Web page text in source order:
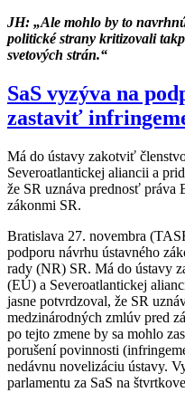
JH: „Ale mohlo by to
politické strany kritizovali
svetových strán.“
SaS vyzýva na
zastaviť
Má do ústavy zakotviť
Severoatlantickej aliancii a
že SR uznáva prednosť práva
zákonmi SR.
Bratislava 27. novembra
podporu návrhu ústavného
rady (NR) SR. Má do ústavy
(EÚ) a Severoatlantickej
jasne potvrdzoval, že SR
medzinárodných zmlúv pred
po tejto zmene by sa mohlo
porušení povinnosti
nedávnu novelizáciu ústavy.
parlamentu za SaS na